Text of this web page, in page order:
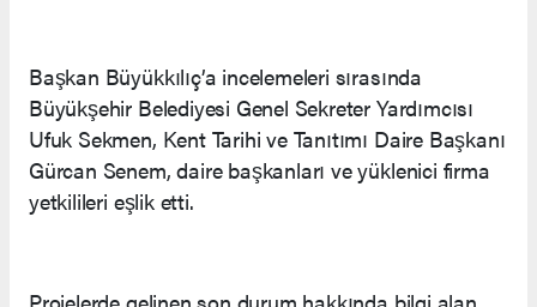
Başkan Büyükkılıç’a incelemeleri sırasında
Büyükşehir Belediyesi Genel Sekreter Yardımcısı
Ufuk Sekmen, Kent Tarihi ve Tanıtımı Daire Başkanı
Gürcan Senem, daire başkanları ve yüklenici firma
yetkilileri eşlik etti.